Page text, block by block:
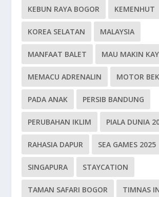
KEBUN RAYA BOGOR KEMENHUT
KOREA SELATAN MALAYSIA
MANFAAT BALET MAU MAKIN
MEMACU ADRENALIN MOTOR
PADA ANAK PERSIB BANDUNG
PERUBAHAN IKLIM PIALA DUNIA
RAHASIA DAPUR SEA GAMES 2025
SINGAPURA STAYCATION
TAMAN SAFARI BOGOR TIMNAS